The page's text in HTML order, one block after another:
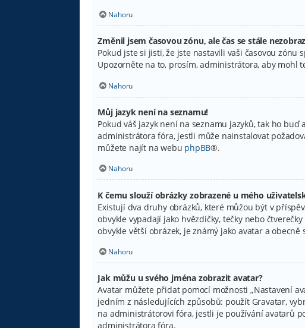
Nahoru
Změnil jsem časovou zónu, ale čas se stále
Pokud jste si jisti, že jste nastavili vaši časovou zónu
Upozorněte na to, prosím, administrátora, aby mohl
Nahoru
Můj jazyk není na seznamu!
Pokud váš jazyk není na seznamu jazyků, tak ho
administrátora fóra, jestli může nainstalovat
můžete najít na webu phpBB®.
Nahoru
K čemu slouží obrázky zobrazené u mého
Existují dva druhy obrázků, které můžou být v
obvykle vypadají jako hvězdičky, tečky nebo
obvykle větší obrázek, je známý jako avatar a
Nahoru
Jak můžu u svého jména zobrazit avatar?
Avatar můžete přidat pomocí možnosti „Nastavení
jedním z následujících způsobů: použít Gravatar,
na administrátorovi fóra, jestli je používání avatarů
administrátora fóra.